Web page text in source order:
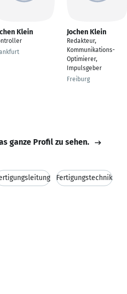
Klein Jochen Klein
Redakteur,
Kommunikations-
Optimierer,
Impulsgeber
Freiburg
ganze Profil zu sehen.
Fertigungstechnik